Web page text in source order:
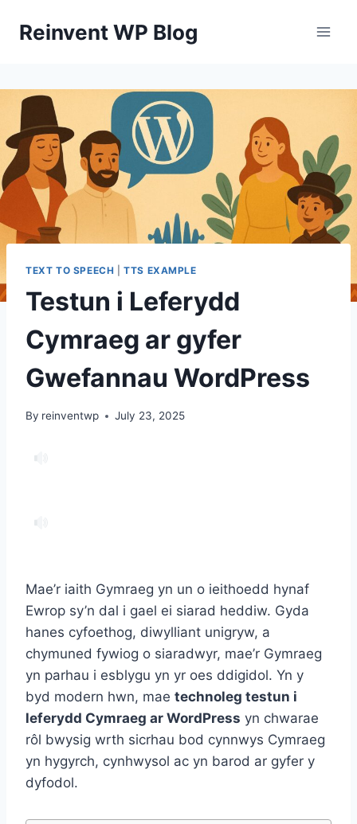
Reinvent WP Blog
TEXT TO SPEECH |TTS EXAMPLE
Testun i Leferydd
Cymraeg ar gyfer
Gwefannau WordPress
By reinventwp July 23, 2025
Mae’r iaith Gymraeg yn un o ieithoedd hynaf
Ewrop sy’n dal i gael ei siarad heddiw. Gyda
hanes cyfoethog, diwylliant unigryw, a
chymuned fywiog o siaradwyr, mae’r Gymraeg
yn parhau i esblygu yn yr oes ddigidol. Yn y
byd modern hwn, mae technoleg testun i
leferydd Cymraeg ar WordPress yn chwarae
rôl bwysig wrth sicrhau bod cynnwys Cymraeg
yn hygyrch, cynhwysol ac yn barod ar gyfer y
dyfodol.